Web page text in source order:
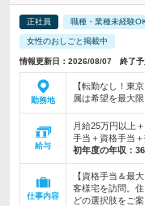
正社員 職種・業種未経験
女性のおしごと掲載中
情報更新日：2026/08/07 終了
勤務地
【転勤なし！東
属は希望を最大
給与
月給25万円以上
手当＋資格手当
初年度の年収：
仕事内容
【資格手当＆最
客様宅を訪問。
どの選択肢をご案